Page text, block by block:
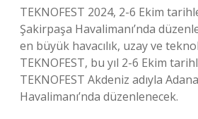
TEKNOFEST 2024, 2-6 Ekim
Şakirpaşa Havalimanı’nda
en büyük havacılık, uzay ve
TEKNOFEST, bu yıl 2-6 Ekim
TEKNOFEST Akdeniz adıyla
Havalimanı’nda düzenlenecek.